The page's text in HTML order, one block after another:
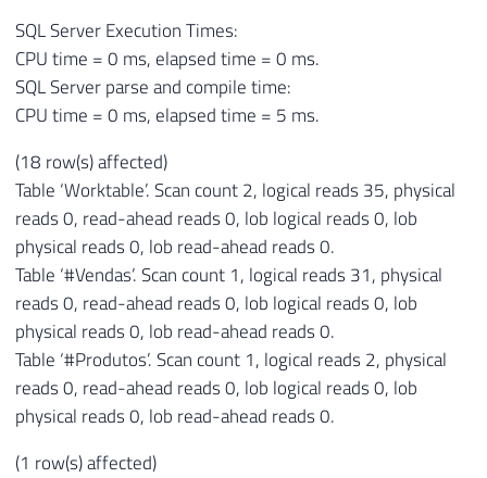
SQL Server Execution Times:
CPU time = 0 ms, elapsed time = 0 ms.
SQL Server parse and compile time:
CPU time = 0 ms, elapsed time = 5 ms.
(18 row(s) affected)
Table ‘Worktable’. Scan count 2, logical reads 35, physical
reads 0, read-ahead reads 0, lob logical reads 0, lob
physical reads 0, lob read-ahead reads 0.
Table ‘#Vendas’. Scan count 1, logical reads 31, physical
reads 0, read-ahead reads 0, lob logical reads 0, lob
physical reads 0, lob read-ahead reads 0.
Table ‘#Produtos’. Scan count 1, logical reads 2, physical
reads 0, read-ahead reads 0, lob logical reads 0, lob
physical reads 0, lob read-ahead reads 0.
(1 row(s) affected)